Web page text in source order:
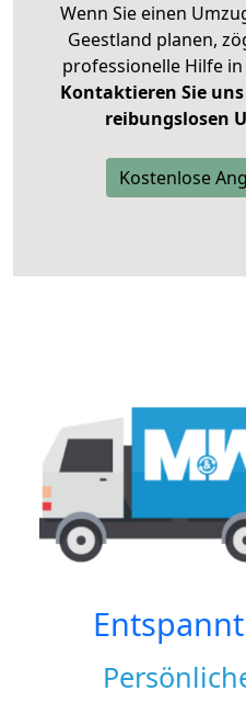
Wenn Sie einen
Geestland planen,
professionelle Hilfe
Kontaktieren Sie
reibungslosen
Kostenlose